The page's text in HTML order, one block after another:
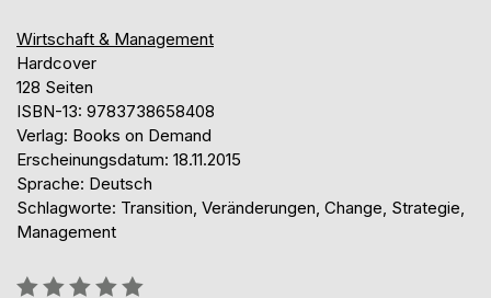
Wirtschaft & Management
Hardcover
128 Seiten
ISBN-13: 9783738658408
Verlag: Books on Demand
Erscheinungsdatum: 18.11.2015
Sprache: Deutsch
Schlagworte: Transition, Veränderungen, Change, Strategie,
Management
Bewertung::